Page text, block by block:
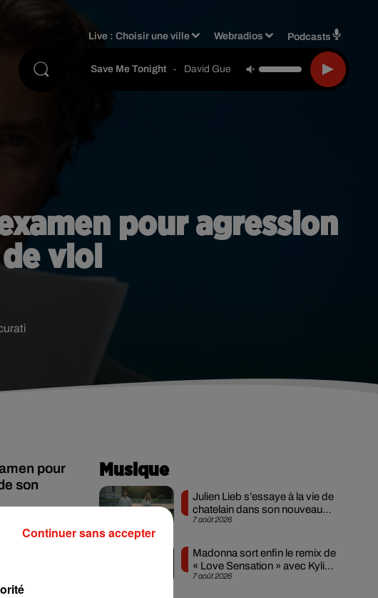
Live :Choisir une ville Webradios Podcasts
Save Me Tonight - David Guetta & Jennifer Lopez
pour agression
viol
pour
son
2020 lors
au
Musique
7 août 2026
Julien Lieb s’essaye à la vie de
chatelain dans son nouveau
clip
7 août 2026
Madonna sort enfin le remix de
« Love Sensation » avec Kylie
Minogue
Continuer sans accepter